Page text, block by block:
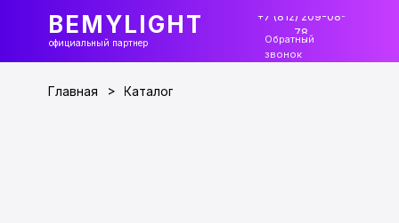
официальный партнер
BEMYLIGHT
+7 (812) 209-08-
78
Обратный
звонок
Каталог
Главная >